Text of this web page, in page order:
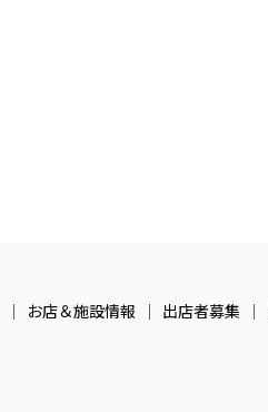
お店＆施設情報 出店者募集